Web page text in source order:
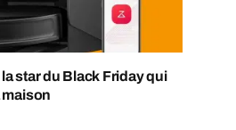
star du Black Friday qui